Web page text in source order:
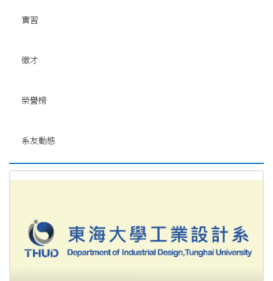
實習
徵才
榮譽榜
系友動態